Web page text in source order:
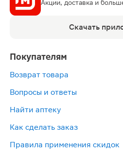
Акции, доставка и
Скачать
Покупателям
Возврат товара
Вопросы и ответы
Найти аптеку
Как сделать заказ
Правила применения скидок